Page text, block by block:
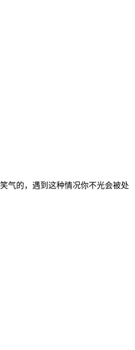
气的，遇到这种情况你不光会被处